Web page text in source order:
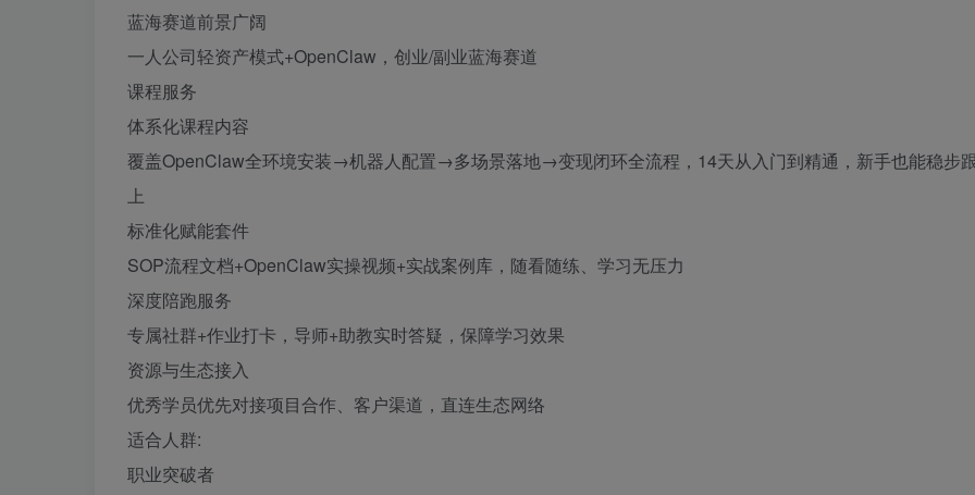
蓝海赛道前景广阔
一人公司轻资产模式+OpenClaw，创业/副业蓝海赛道
课程服务
体系化课程内容
覆盖OpenClaw全环境安装→机器人配置→多场景落地→变现闭环全流程，14天从入门到精通，新手也能稳步
上
标准化赋能套件
SOP流程文档+OpenClaw实操视频+实战案例库，随看随练、学习无压力
深度陪跑服务
专属社群+作业打卡，导师+助教实时答疑，保障学习效果
资源与生态接入
优秀学员优先对接项目合作、客户渠道，直连生态网络
适合人群:
职业突破者